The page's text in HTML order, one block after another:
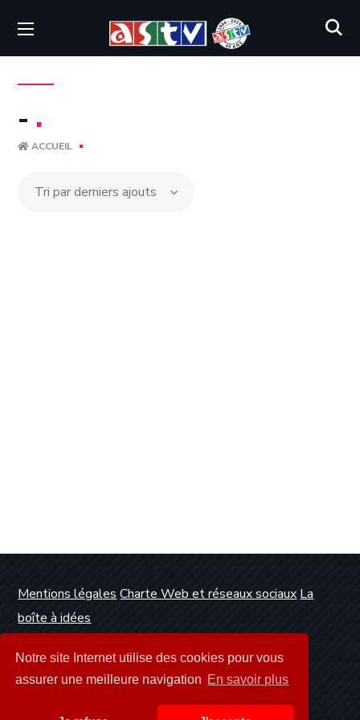
Notre site Internet utilise des cookies pour vous
assurer une meilleure navigation En savoir plus
- .
ACCUEIL
Mentions légales Charte Web et réseaux sociaux La
boîte à idées
Dunkerque